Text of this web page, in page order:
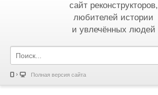
сайт реконструкторов,
любителей истории
и увлечённых людей
Полная версия сайта